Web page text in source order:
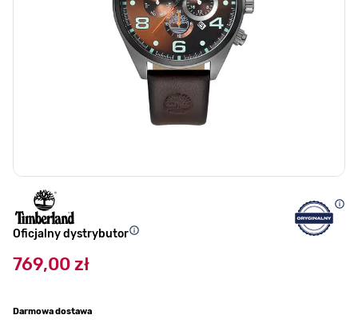
Oficjalny dystrybutor
769,00 zł
Darmowa dostawa